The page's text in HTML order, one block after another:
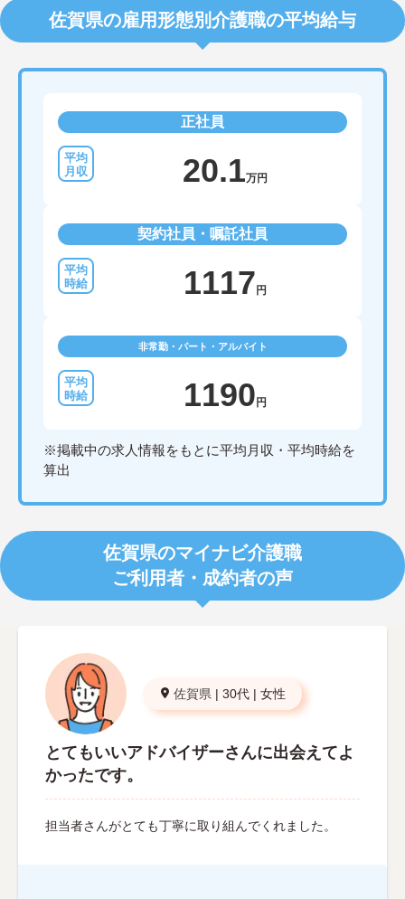
佐賀県の雇用形態別介護職の平均給与
正社員
20.1万円
契約社員・嘱託社員
1117 円
非常勤・パート・アルバイト
1190 円
※掲載中の求人情報をもとに平均月収・平均時給を
算出
佐賀県のマイナビ介護職
ご利用者・成約者の声
佐賀県 | 30代 | 女性
とてもいいアドバイザーさんに出会えてよ
かったです。
担当者さんがとても丁寧に取り組んでくれました。